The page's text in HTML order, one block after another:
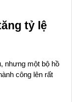
tỷ lệ
nhưng một bộ hồ
công lên rất